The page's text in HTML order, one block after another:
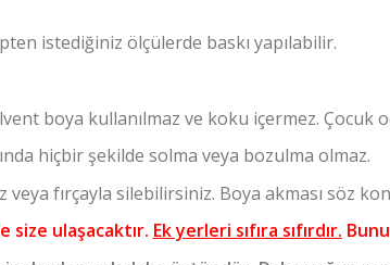
istediğiniz ölçülerde baskı yapılabilir.
boya kullanılmaz ve koku içermez. Çocuk
hiçbir şekilde solma veya bozulma olmaz.
fırçayla silebilirsiniz. Boya akması söz
size ulaşacaktır. Ek yerleri sıfıra sıfırdır.